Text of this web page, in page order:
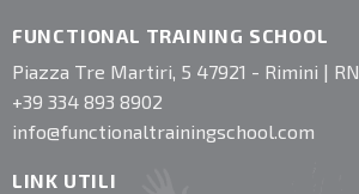
FUNCTIONAL TRAINING SCHOOL
Piazza Tre Martiri, 5 47921 - Rimini | RN
+39 334 893 8902
info@functionaltrainingschool.com
LINK UTILI